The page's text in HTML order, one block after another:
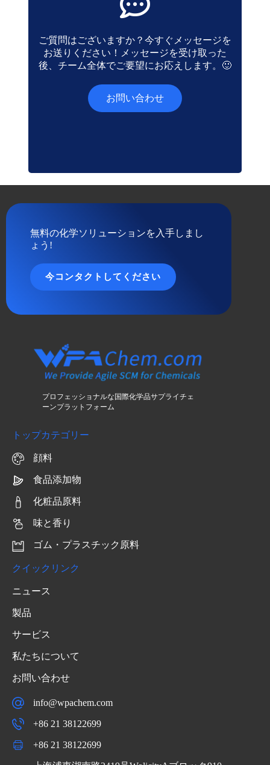
ご質問はございますか？今すぐメッセージを
お送りください！メッセージを受け取った
後、チーム全体でご要望にお応えします。🙂
お問い合わせ
無料の化学ソリューションを入手しまし
ょう!
今コンタクトしてください
プロフェッショナルな国際化学品サプライチェ
ーンプラットフォーム
トップカテゴリー
顔料
食品添加物
化粧品原料
味と香り
ゴム・プラスチック原料
クイックリンク
ニュース
製品
サービス
私たちについて
お問い合わせ
info@wpachem.com
+86 21 38122699
+86 21 38122699